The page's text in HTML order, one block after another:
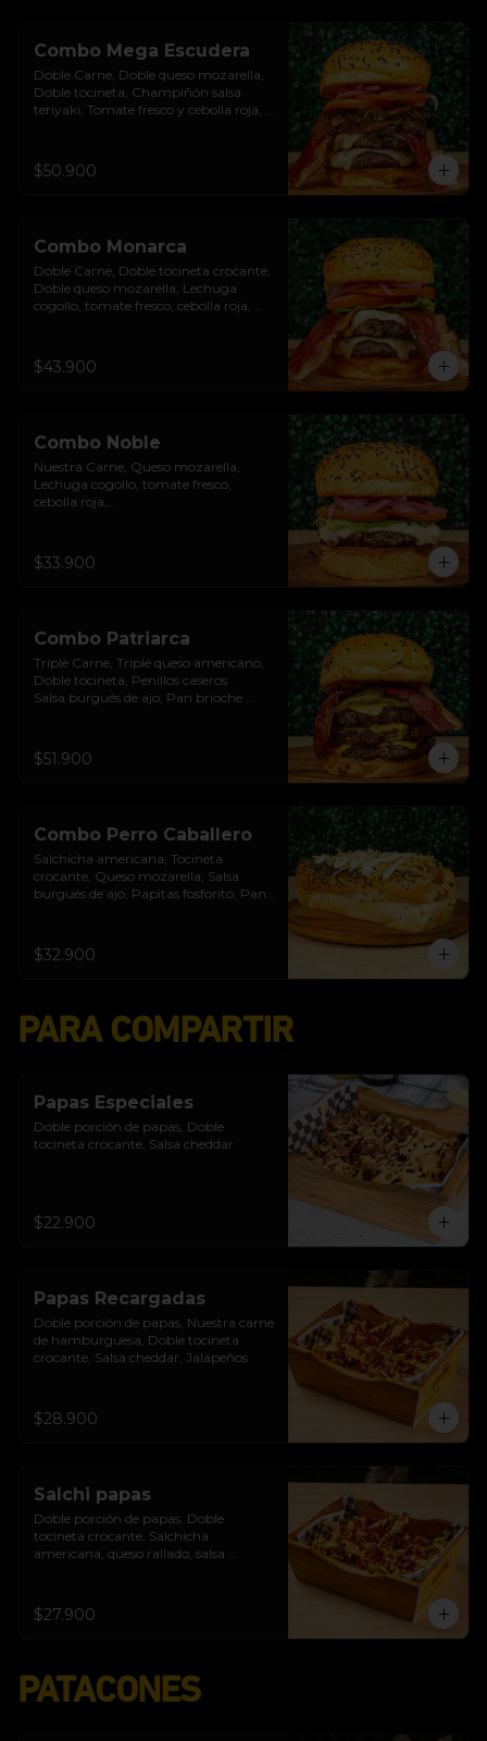
Combo Mega Escudera
Doble Carne, Doble queso mozarella,
Doble tocineta, Champiñón salsa
teriyaki, Tomate fresco y cebolla roja,
$50.900
Combo Monarca
Doble Carne, Doble tocineta crocante,
Doble queso mozarella, Lechuga
cogollo, tomate fresco, cebolla roja,
francesa y bebida.
$43.900
Combo Noble
Nuestra Carne, Queso mozarella,
Lechuga cogollo, tomate fresco,
cebolla roja,
francesa y bebida.
$33.900
Combo Patriarca
Triple Carne, Triple queso americano,
Doble tocineta, Penillos caseros
Salsa burgués de ajo, Pan brioche
$51.900
Combo Perro Caballero
Salchicha americana, Tocineta
crocante, Queso mozarella, Salsa
burgués de ajo, Papitas fosforito, Pan
papas rústicas a la francesa y bebida.
$32.900
PARA COMPARTIR
Papas Especiales
Doble porción de papas, Doble
tocineta crocante, Salsa cheddar
$22.900
Papas Recargadas
Doble porción de papas, Nuestra carne
de hamburguesa, Doble tocineta
crocante, Salsa cheddar, Jalapeños
$28.900
Salchi papas
Doble porción de papas, Doble
tocineta crocante, Salchicha
americana, queso rallado, salsa
$27.900
PATACONES